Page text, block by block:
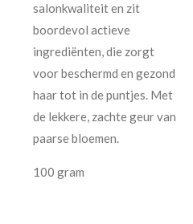
salonkwaliteit en zit
boordevol actieve
ingrediënten, die zorgt
voor beschermd en gezond
haar tot in de puntjes. Met
de lekkere, zachte geur van
paarse bloemen.
100 gram